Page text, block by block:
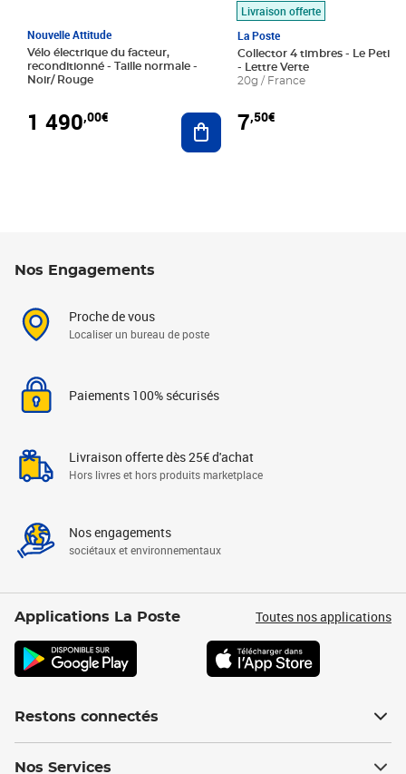
Nouvelle Attitude
Vélo électrique du facteur,
reconditionné - Taille normale -
Noir/ Rouge
1 490,00€ Ajouter au panier
Livraison offerte
La Poste
Collector 4 timbres - Le Petit
- Lettre Verte
20g / France
7,50€
Nos Engagements
Proche de vous
Localiser un bureau de poste
Paiements 100% sécurisés
Livraison offerte dès 25€ d'achat
Hors livres et hors produits marketplace
Nos engagements
sociétaux et environnementaux
Applications La Poste Toutes nos applications
Restons connectés
Nos Services